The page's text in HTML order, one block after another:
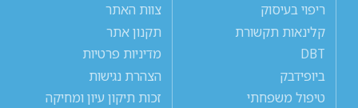
ריפוי בעיסוק
קלינאות תקשורת
DBT
ביופידבק
טיפול משפחתי
צוות האתר
תקנון אתר
מדיניות פרטיות
הצהרת נגישות
זכות תיקון עיון ומחיקה